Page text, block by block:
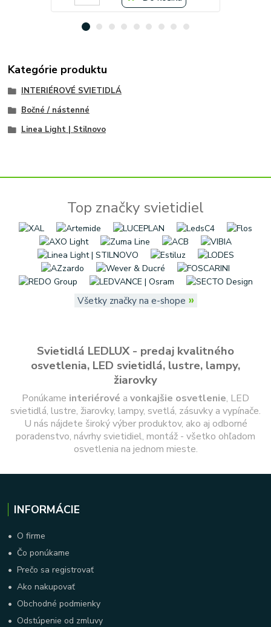
Kategórie produktu
INTERIÉROVÉ SVIETIDLÁ
Bočné / nástenné
Linea Light | Stilnovo
Top značky svietidiel
Všetky značky na e-shope »
Svietidlá LEDLUX - predaj kvalitného
osvetlenia, LED svietidlá, lustre, lampy,
žiarovky
Ponúkame interiérové a vonkajšie osvetlenie, LED
svietidlá, lustre, žiarovky, lampy, svetlá, zásuvky a vypínače.
U nás nájdete široký výber produktov, ako aj odborné
poradenstvo, návrhy svietidiel, montáž - všetko ohľadom
osvetlenia na jednom mieste.
INFORMÁCIE
• O firme
• Čo ponúkame
•Prečo sa registrovať
•Ako nakupovať
• Obchodné podmienky
• Odstúpenie od zmluvy